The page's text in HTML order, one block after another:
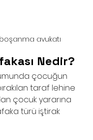
avukatı
Nedir?
çocuğun
taraf lehine
çocuk yararına
türü iştirak